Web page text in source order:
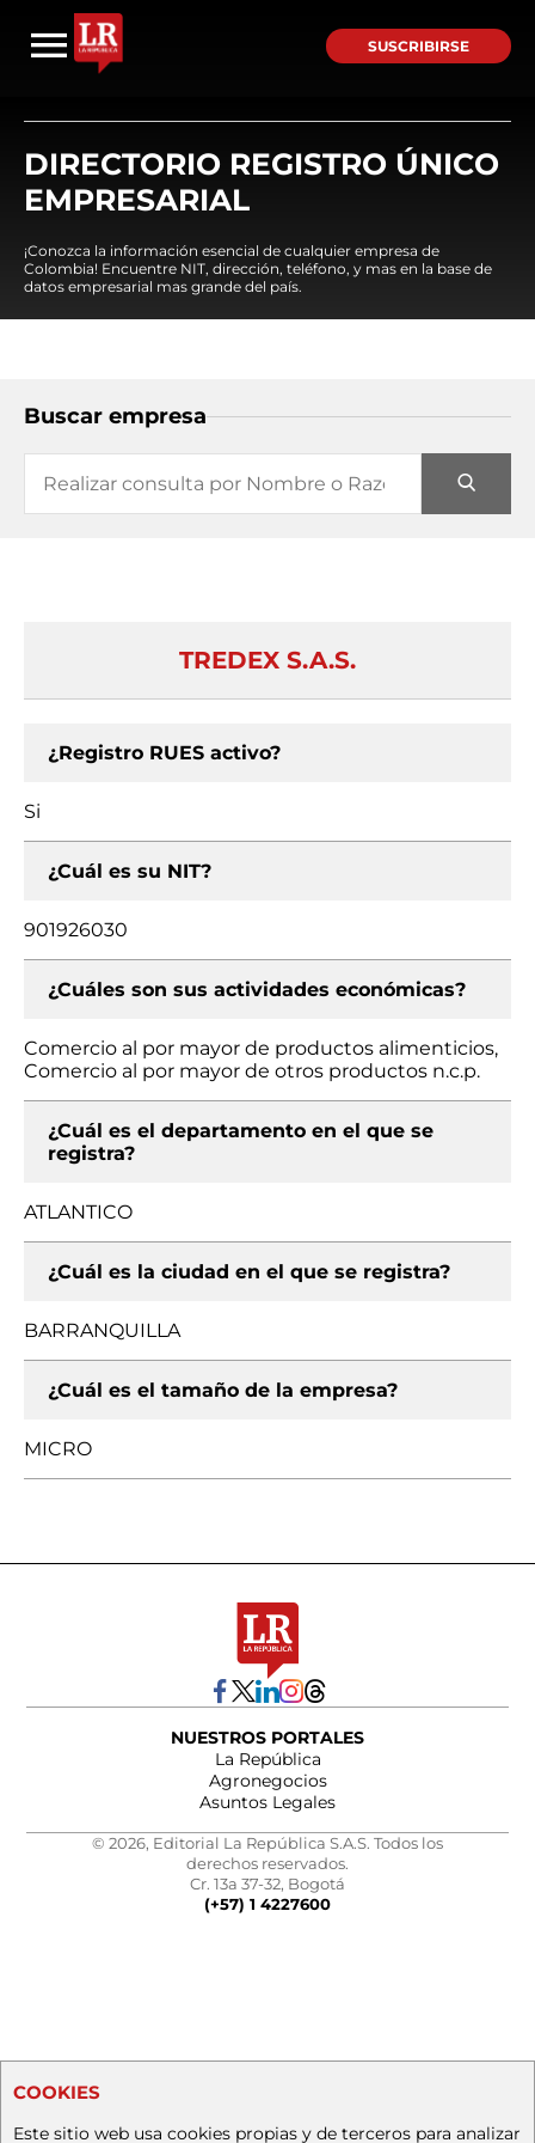
SUSCRIBIRSE
DIRECTORIO REGISTRO ÚNICO
EMPRESARIAL
¡Conozca la información esencial de cualquier empresa de
Colombia! Encuentre NIT, dirección, teléfono, y mas en la base de
datos empresarial mas grande del país.
Buscar empresa
TREDEX S.A.S.
¿Registro RUES activo?
Si
¿Cuál es su NIT?
901926030
¿Cuáles son sus actividades económicas?
Comercio al por mayor de productos alimenticios,
Comercio al por mayor de otros productos n.c.p.
¿Cuál es el departamento en el que se
registra?
ATLANTICO
¿Cuál es la ciudad en el que se registra?
BARRANQUILLA
¿Cuál es el tamaño de la empresa?
MICRO
NUESTROS PORTALES
La República
Agronegocios
Asuntos Legales
© 2026, Editorial La República S.A.S. Todos los
derechos reservados.
Cr. 13a 37-32, Bogotá
(+57) 1 4227600
COOKIES
Este sitio web usa cookies propias y de terceros para analizar